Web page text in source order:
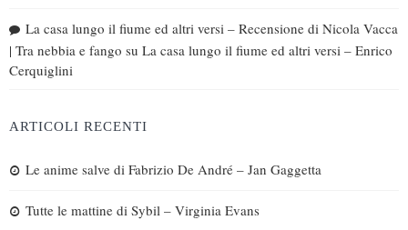
La casa lungo il fiume ed altri versi – Recensione di Nicola Vacca
| Tra nebbia e fango su La casa lungo il fiume ed altri versi – Enrico
Cerquiglini
ARTICOLI RECENTI
Le anime salve di Fabrizio De André – Jan Gaggetta
Tutte le mattine di Sybil – Virginia Evans